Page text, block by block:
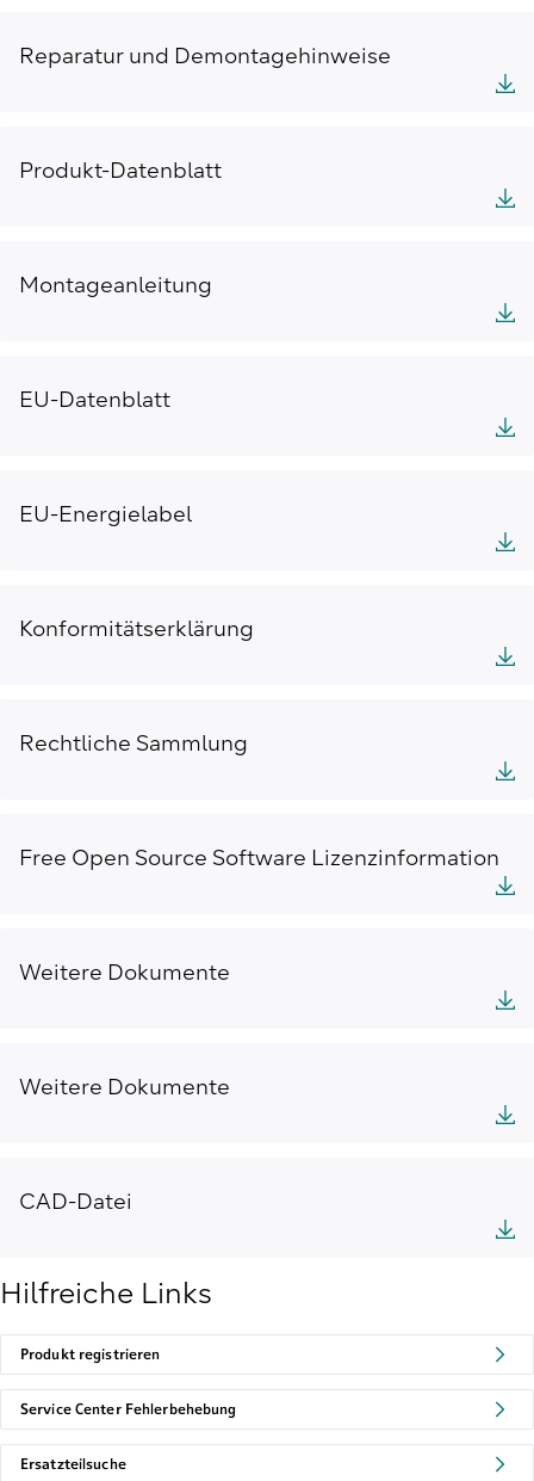
Reparatur und Demontagehinweise
Produkt-Datenblatt
Montageanleitung
EU-Datenblatt
EU-Energielabel
Konformitätserklärung
Rechtliche Sammlung
Free Open Source Software Lizenzinformation
Weitere Dokumente
Weitere Dokumente
CAD-Datei
Hilfreiche Links
Produkt registrieren
Service Center Fehlerbehebung
Ersatzteilsuche